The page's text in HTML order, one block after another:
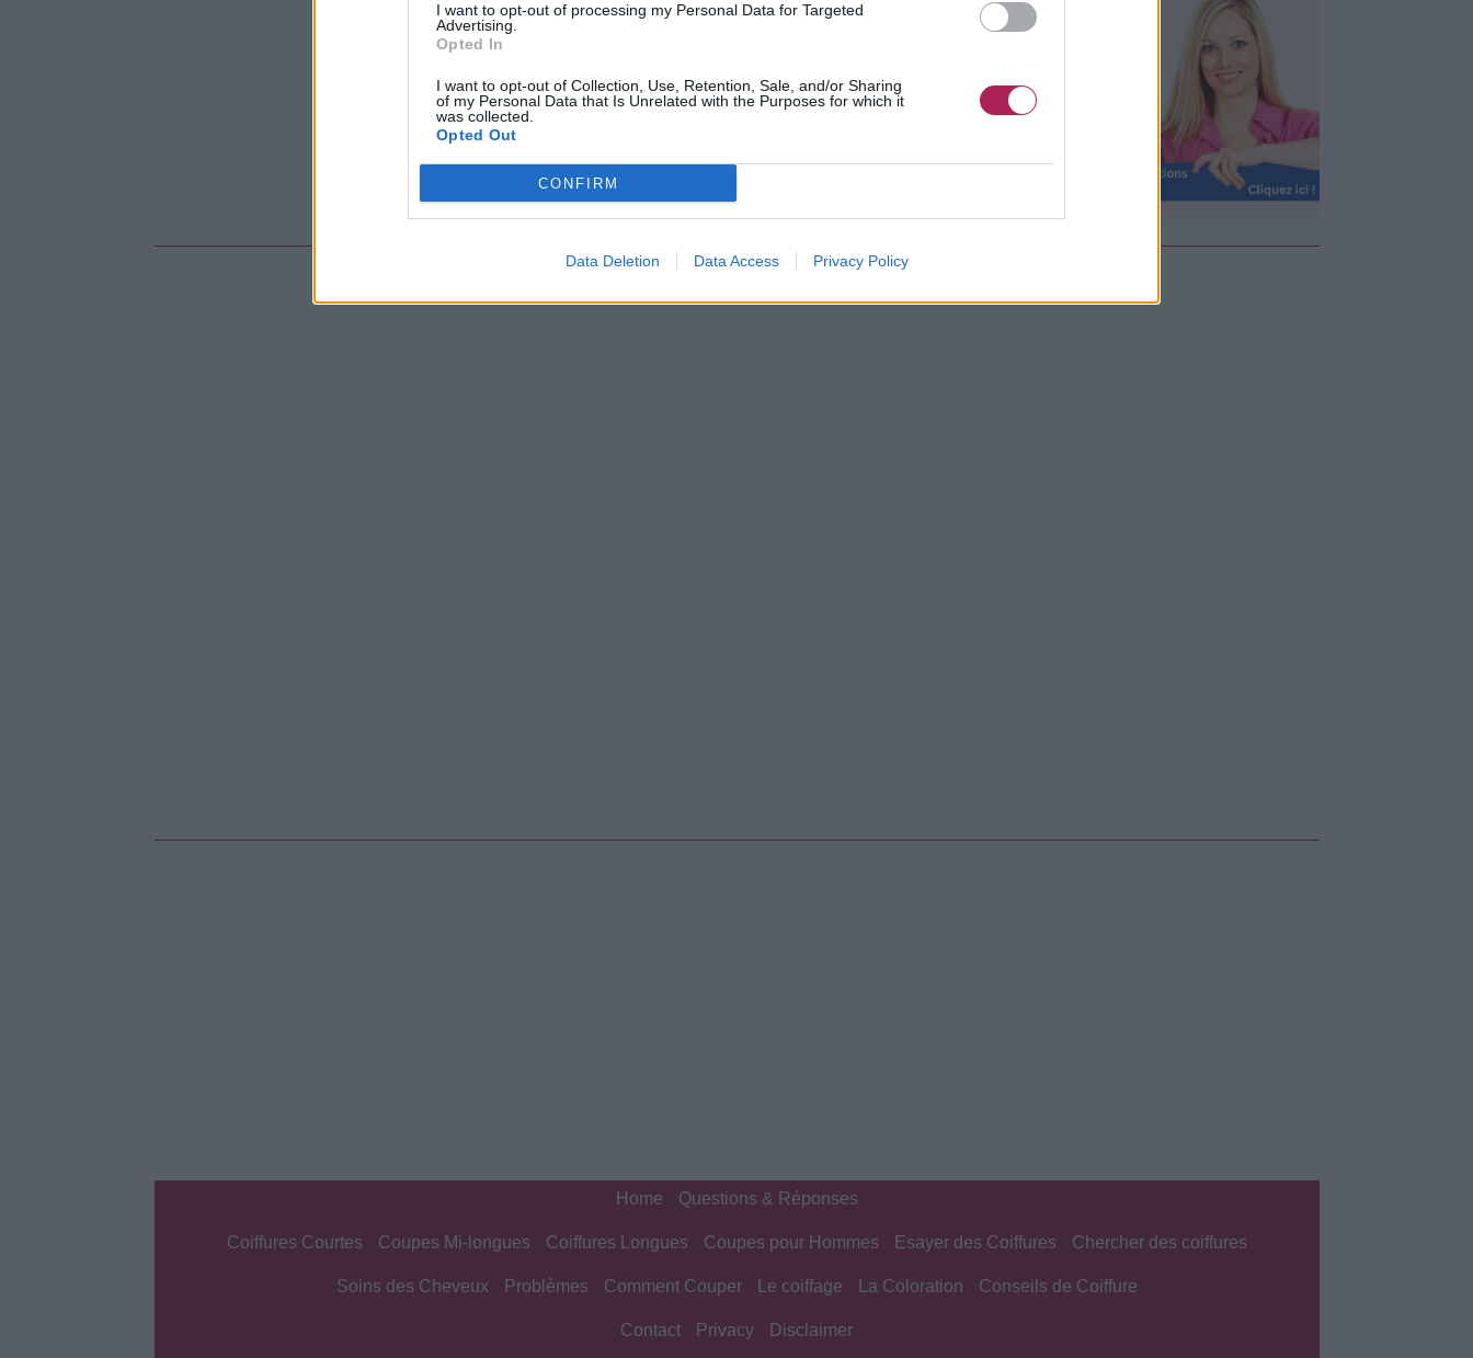
I want to opt-out of processing my Personal Data for Targeted
Advertising.
Opted In
I want to opt-out of Collection, Use, Retention, Sale, and/or Sharing
of my Personal Data that Is Unrelated with the Purposes for which it
was collected.
Opted Out
CONFIRM
Data Deletion Data Access Privacy Policy
Home Questions & Réponses
Coiffures Courtes Coupes Mi-longues Coiffures Longues Coupes pour Hommes Esayer des Coiffures Chercher des coiffures
Soins des Cheveux Problèmes Comment Couper Le coiffage La Coloration Conseils de Coiffure
Contact Privacy Disclaimer